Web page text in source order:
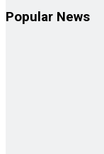
Popular News